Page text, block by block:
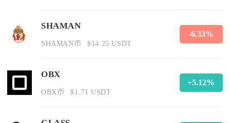
SHAMAN
SHAMAN币 $14.25 USDT
-6.33%
OBX
OBX币 $1.71 USDT
+5.12%